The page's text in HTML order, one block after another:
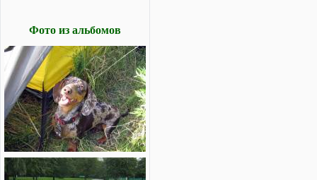
Фото из альбомов